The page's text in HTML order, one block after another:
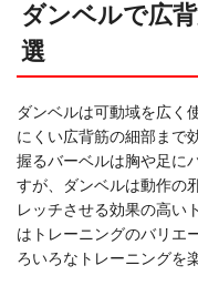
ダンベルで広
選
ダンベルは可動域を広く
にくい広背筋の細部まで
握るバーベルは胸や足に
すが、ダンベルは動作の
レッチさせる効果の高い
はトレーニングのバリエ
ろいろなトレーニングを